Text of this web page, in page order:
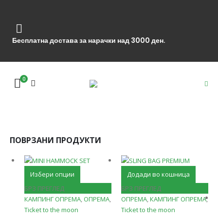
Бесплатна достава за нарачки над 3000 ден.
0
ПОВРЗАНИ ПРОДУКТИ
Избери опции
product
has
multiple
БРЗ ПРЕГЛЕД
КАМПИНГ ОПРЕМА,ОПРЕМА,
Ticket to the moon
Додади во кошница
БРЗ ПРЕГЛЕД
ОПРЕМА,КАМПИНГ ОПРЕМА,
Ticket to the moon